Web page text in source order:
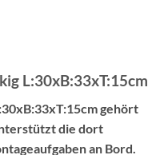
L:30xB:33xT:15cm
gehört
die dort
an Bord.